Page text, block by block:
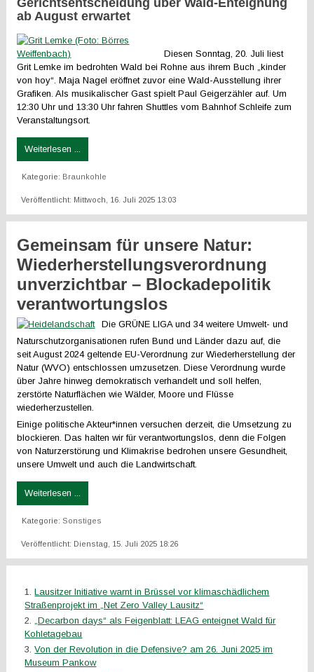
Gerichtsentscheidung über Wald-Enteignung
ab August erwartet
Diesen Sonntag, 20. Juli liest
Grit Lemke im bedrohten Wald bei Rohne aus ihrem Buch „kinder
von hoy“. Maja Nagel eröffnet zuvor eine Wald-Ausstellung ihrer
Grafiken. Als musikalischer Gast spielt Paul Geigerzähler auf. Um
12:30 Uhr und 13:30 Uhr fahren Shuttles vom Bahnhof Schleife zum
Veranstaltungsort.
Weiterlesen ...
Kategorie: Braunkohle
Veröffentlicht: Mittwoch, 16. Juli 2025 13:03
Gemeinsam für unsere Natur:
Wiederherstellungsverordnung
unverzichtbar – Blockadepolitik
verantwortungslos
Die GRÜNE LIGA und 34 weitere Umwelt- und
Naturschutzorganisationen rufen Bund und Länder dazu auf, die
seit August 2024 geltende EU-Verordnung zur Wiederherstellung der
Natur (WVO) entschlossen umzusetzen. Diese Verordnung wurde
über Jahre hinweg demokratisch verhandelt und soll helfen,
zerstörte Naturflächen wie Wälder, Moore und Flüsse
wiederherzustellen.
Einige politische Akteur*innen versuchen derzeit, die Umsetzung zu
blockieren. Das halten wir für verantwortungslos, denn die Folgen
von Naturzerstörung und Klimakrise bedrohen unsere Gesundheit,
unsere Umwelt und auch die Landwirtschaft.
Weiterlesen ...
Kategorie:Sonstiges
Veröffentlicht: Dienstag, 15. Juli 2025 18:26
Lausitzer Initiative warnt in Brüssel vor klimaschädlichem
Straßenprojekt im „Net Zero Valley Lausitz“
„Decarbon days“ als Feigenblatt: LEAG enteignet Wald für
Kohletagebau
Von der Revolution in die Defensive? am 26. Juni 2025 im
Museum Pankow